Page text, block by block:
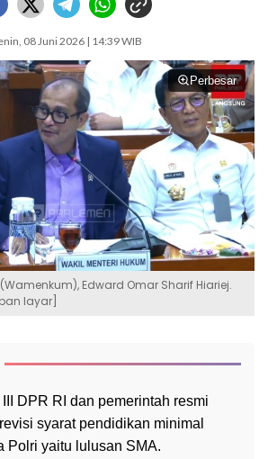
08 Juni 2026 | 14:39 WIB
Perbesar
Edward Omar Sharif Hiariej.
layar]
DPR RI dan pemerintah resmi
syarat pendidikan minimal
Polri yaitu lulusan SMA.